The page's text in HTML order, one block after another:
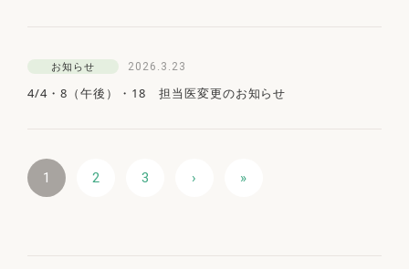
お知らせ
2026.3.23
4/4・8（午後）・18 担当医変更のお知らせ
1 2 3 › »